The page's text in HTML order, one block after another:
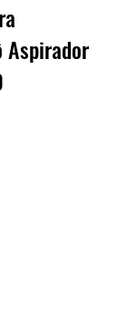
Aspirador